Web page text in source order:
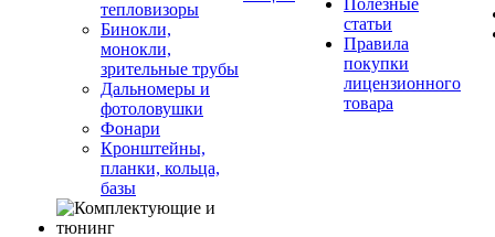
тепловизоры
Бинокли,
монокли,
зрительные трубы
Дальномеры и
фотоловушки
Фонари
Кронштейны,
планки, кольца,
базы
Полезные
статьи
Правила
покупки
лицензионного
товара